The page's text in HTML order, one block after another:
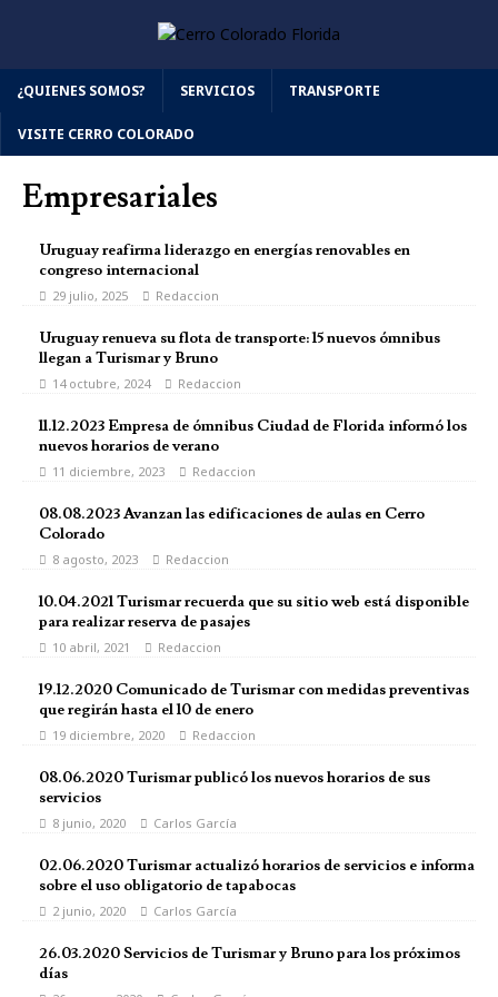
¿QUIENES SOMOS? SERVICIOS TRANSPORTE
VISITE CERRO COLORADO
Empresariales
Uruguay reafirma liderazgo en energías renovables en
congreso internacional
29 julio, 2025 Redaccion
Uruguay renueva su flota de transporte: 15 nuevos ómnibus
llegan a Turismar y Bruno
14 octubre, 2024 Redaccion
11.12.2023 Empresa de ómnibus Ciudad de Florida informó los
nuevos horarios de verano
11 diciembre, 2023 Redaccion
08.08.2023 Avanzan las edificaciones de aulas en Cerro
Colorado
8 agosto, 2023 Redaccion
10.04.2021 Turismar recuerda que su sitio web está disponible
para realizar reserva de pasajes
10 abril, 2021 Redaccion
19.12.2020 Comunicado de Turismar con medidas preventivas
que regirán hasta el 10 de enero
19 diciembre, 2020 Redaccion
08.06.2020 Turismar publicó los nuevos horarios de sus
servicios
8 junio, 2020 Carlos García
02.06.2020 Turismar actualizó horarios de servicios e informa
sobre el uso obligatorio de tapabocas
2 junio, 2020 Carlos García
26.03.2020 Servicios de Turismar y Bruno para los próximos
días